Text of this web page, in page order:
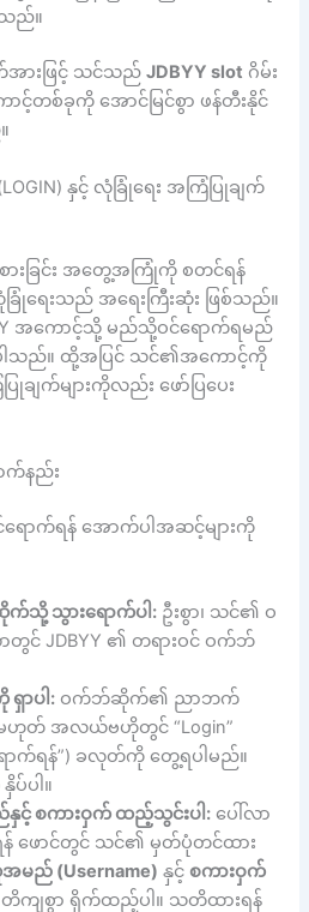
သည်။
ားဖြင့် သင်သည်JDBYY slot ဂိမ်း
င့်တစ်ခုကို အောင်မြင်စွာ ဖန်တီးနိုင်
နှင့် လုံခြုံရေး အကြံပြုချက်
ားခြင်း အတွေ့အကြုံကို စတင်ရန်
ေးသည် အရေးကြီးဆုံး ဖြစ်သည်။
အကောင့်သို့ မည်သို့ဝင်ရောက်ရမည်
ါသည်။ ထို့အပြင် သင်၏အကောင့်ကို
ချက်များကိုလည်း ဖော်ပြပေး
က်နည်း
ရောက်ရန် အောက်ပါအဆင့်များကို
သို့ သွားရောက်ပါ: ဦးစွာ၊ သင်၏ ဝ
င် JDBYY ၏ တရားဝင် ဝက်ဘ်
ရှာပါ: ဝက်ဘ်ဆိုက်၏ ညာဘက်
ဟုတ် အလယ်ဗဟိုတွင် “Login”
ာက်ရန်”) ခလုတ်ကို တွေ့ရပါမည်။
ပ်ပါ။
င့် စကားဝှက် ထည့်သွင်းပါ: ပေါ်လာ
န် ဖောင်တွင် သင်၏ မှတ်ပုံတင်ထား
မည် (Username) နှင့် စကားဝှက်
ကျစွာ ရိုက်ထည့်ပါ။ သတိထားရန်